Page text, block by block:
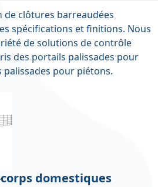
de clôtures barreaudées
spécifications et finitions. Nous
de solutions de contrôle
des portails palissades pour
pour piétons.
domestiques